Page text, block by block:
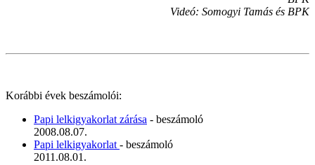
Videó: Somogyi Tamás és BPK
Korábbi évek beszámolói:
Papi lelkigyakorlat zárása - beszámoló
2008.08.07.
Papi lelkigyakorlat - beszámoló
2011.08.01.